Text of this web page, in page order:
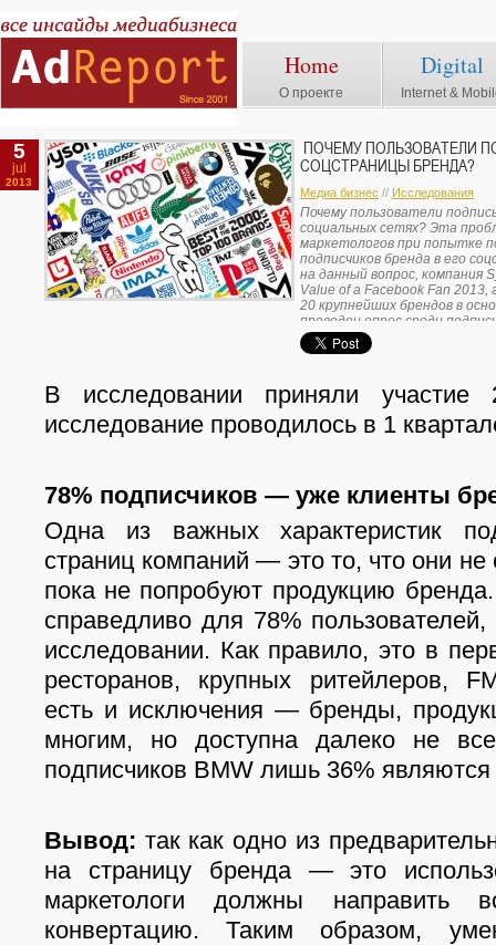
Home
О проекте
Digital
Internet &
5
jul
2013
ПОЧЕМУ ПОЛЬЗОВАТЕЛИ
СОЦСТРАНИЦЫ БРЕНДА?
Медиа бизнес // Исследования
Почему пользователи
социальных сетях? Эта
маркетологов при попытке
подписчиков бренда в его
на данный вопрос, компания
Value of a Facebook Fan
20 крупнейших брендов в
проведен опрос среди
В исследовании приняли участие
исследование проводилось в 1
78% подписчиков — уже клиенты
Одна из важных характеристик
страниц компаний — это то, что они не
пока не попробуют продукцию
справедливо для 78%
исследовании. Как правило, это в
ресторанов, крупных ритейлеров,
есть и исключения — бренды,
многим, но доступна далеко не
подписчиков BMW лишь 36% являются
Вывод: так как одно из
на страницу бренда — это
маркетологи должны
конвертацию. Таким образом,